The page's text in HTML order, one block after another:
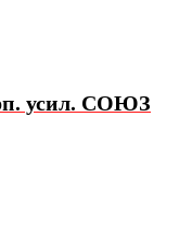
усил. СОЮЗ